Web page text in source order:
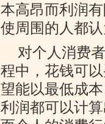
本高昂而利润
使周围的人都
对个人消费
程中，花钱可
望能以最低成
利润都可以计